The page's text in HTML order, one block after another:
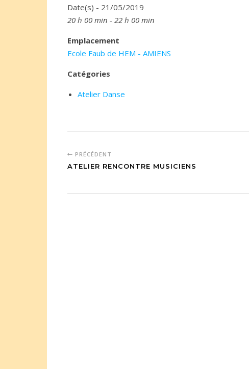
Date(s) - 21/05/2019
20 h 00 min - 22 h 00 min
Emplacement
Ecole Faub de HEM - AMIENS
Catégories
Atelier Danse
PRÉCÉDENT
ATELIER RENCONTRE MUSICIENS